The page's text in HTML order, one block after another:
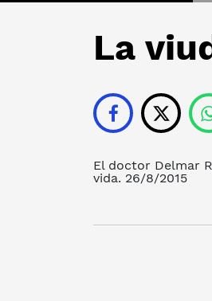
La
El doctor Delmar
vida. 26/8/2015